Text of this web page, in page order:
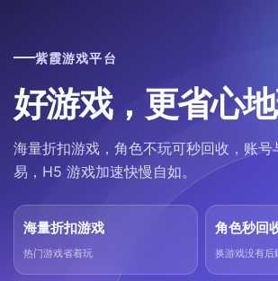
紫霞游戏平台
好游戏，更省心
海量折扣游戏，角色不玩可秒回收，账号
易，H5 游戏加速快慢自如。
海量折扣游戏
热门游戏省着玩
角色秒回
换游戏没有后